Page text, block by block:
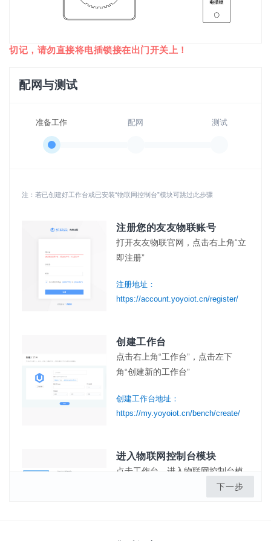
切记，请勿直接将电插锁接在出门开关上！
配网与测试
准备工作 配网 测试
注：若已创建好工作台或已安装“物联网控制台”模块可跳过此步骤
注册您的友友物联账号
打开友友物联官网，点击右上角“立
即注册”
注册地址：
https://account.yoyoiot.cn/register/
创建工作台
点击右上角“工作台”，点击左下
角“创建新的工作台”
创建工作台地址：
https://my.yoyoiot.cn/bench/create/
进入物联网控制台模块
点击工作台，进入物联网控制台模
下一步